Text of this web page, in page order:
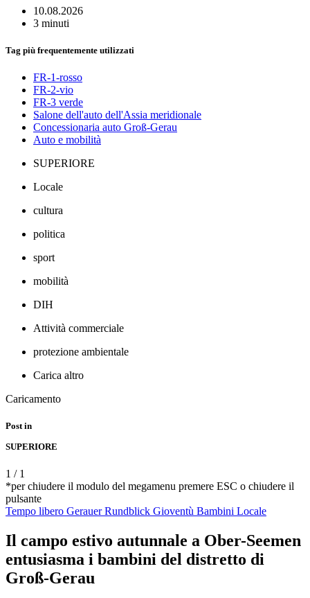
10.08.2026
3 minuti
Tag più frequentemente utilizzati
FR-1-rosso
FR-2-vio
FR-3 verde
Salone dell'auto dell'Assia meridionale
Concessionaria auto Groß-Gerau
Auto e mobilità
SUPERIORE
Locale
cultura
politica
sport
mobilità
DIH
Attività commerciale
protezione ambientale
Carica altro
Caricamento
Post in
SUPERIORE
1 / 1
*per chiudere il modulo del megamenu premere ESC o chiudere il
pulsante
Tempo libero Gerauer Rundblick Gioventù Bambini Locale
Il campo estivo autunnale a Ober-Seemen
entusiasma i bambini del distretto di
Groß-Gerau